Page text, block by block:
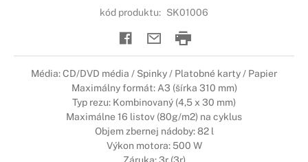
kód produktu: SK01006
Média: CD/DVD média / Spinky / Platobné karty / Papier
Maximálny formát: A3 (šírka 310 mm)
Typ rezu: Kombinovaný (4,5 x 30 mm)
Maximálne 16 listov (80g/m2) na cyklus
Objem zbernej nádoby: 82 l
Výkon motora: 500 W